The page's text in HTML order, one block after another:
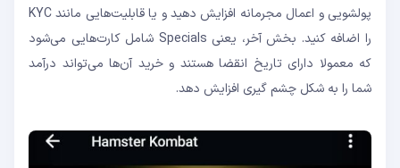
پولشویی و اعمال مجرمانه افزایش دهید و یا قابلیت‌هایی مانند KYC
را اضافه کنید. بخش آخر، یعنی Specials شامل کارت‌هایی می‌شود
که معمولا دارای تاریخ انقضا هستند و خرید آن‌ها می‌تواند درآمد
شما را به شکل چشم گیری افزایش دهد.